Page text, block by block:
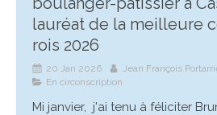
lauréat de la meilleure
rois 2026
20 Jan 2026
Jean François
En circonscription
Mi janvier, j'ai tenu à féliciter